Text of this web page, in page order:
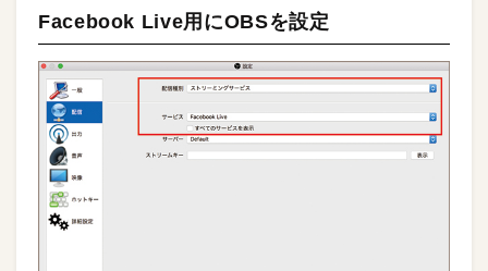
Facebook Live用にOBSを設定